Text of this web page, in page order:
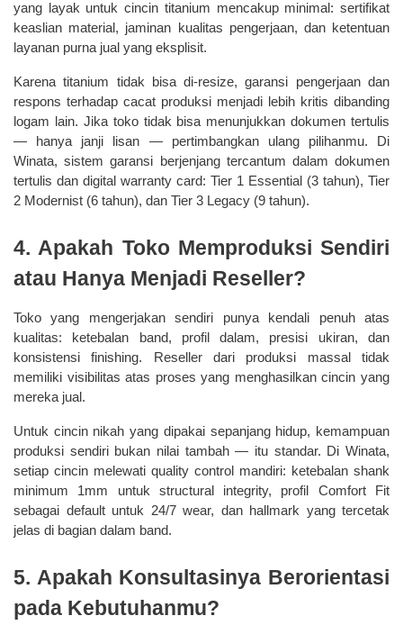
yang layak untuk cincin titanium mencakup minimal: sertifikat
keaslian material, jaminan kualitas pengerjaan, dan ketentuan
layanan purna jual yang eksplisit.
Karena titanium tidak bisa di-resize, garansi pengerjaan dan
respons terhadap cacat produksi menjadi lebih kritis dibanding
logam lain. Jika toko tidak bisa menunjukkan dokumen tertulis
— hanya janji lisan — pertimbangkan ulang pilihanmu. Di
Winata, sistem garansi berjenjang tercantum dalam dokumen
tertulis dan digital warranty card: Tier 1 Essential (3 tahun), Tier
2 Modernist (6 tahun), dan Tier 3 Legacy (9 tahun).
4. Apakah Toko Memproduksi Sendiri
atau Hanya Menjadi Reseller?
Toko yang mengerjakan sendiri punya kendali penuh atas
kualitas: ketebalan band, profil dalam, presisi ukiran, dan
konsistensi finishing. Reseller dari produksi massal tidak
memiliki visibilitas atas proses yang menghasilkan cincin yang
mereka jual.
Untuk cincin nikah yang dipakai sepanjang hidup, kemampuan
produksi sendiri bukan nilai tambah — itu standar. Di Winata,
setiap cincin melewati quality control mandiri: ketebalan shank
minimum 1mm untuk structural integrity, profil Comfort Fit
sebagai default untuk 24/7 wear, dan hallmark yang tercetak
jelas di bagian dalam band.
5. Apakah Konsultasinya Berorientasi
pada Kebutuhanmu?